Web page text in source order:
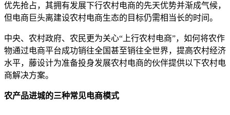
优先抢占，其拥有发展下行农村电商的先天优势并渐成气候，
但电商巨头离建设农村电商生态的目标仍需相当长的时间。
中央、农村政府、农民更为关心“上行农村电商”，如何将农作
物通过电商平台成功销往全国甚至销往全世界，提高农村经济
水平，藤设计为准备投身发展农村电商的伙伴提供以下农村电
商解决方案。
农产品进城的三种常见电商模式